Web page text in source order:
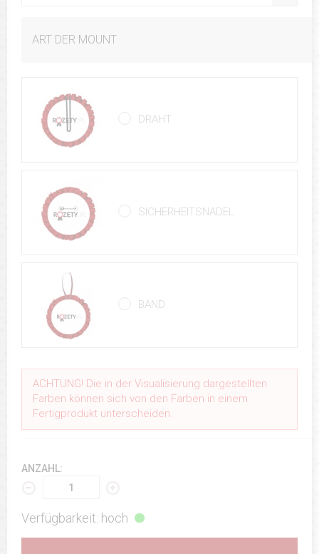
ART DER MOUNT
DRAHT
SICHERHEITSNADEL
BAND
ACHTUNG! Die in der Visualisierung dargestellten
Farben können sich von den Farben in einem
Fertigprodukt unterscheiden.
ANZAHL:
Verfügbarkeit: hoch